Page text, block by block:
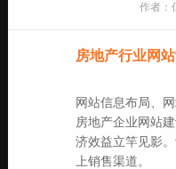
作者：
房地产行业网
网站信息布局、
房地产企业网站
济效益立竿见影
上销售渠道。